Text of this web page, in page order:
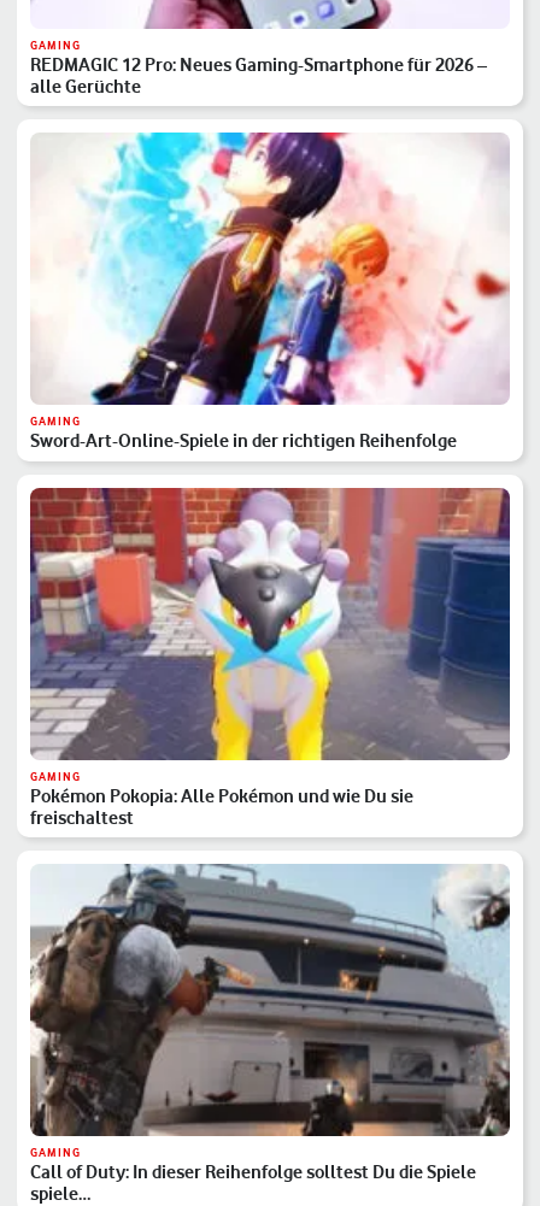
GAMING
REDMAGIC 12 Pro: Neues Gaming-Smartphone für 2026 –
alle Gerüchte
GAMING
Sword-Art-Online-Spiele in der richtigen Reihenfolge
GAMING
Pokémon Pokopia: Alle Pokémon und wie Du sie
freischaltest
GAMING
Call of Duty: In dieser Reihenfolge solltest Du die Spiele
spiele…